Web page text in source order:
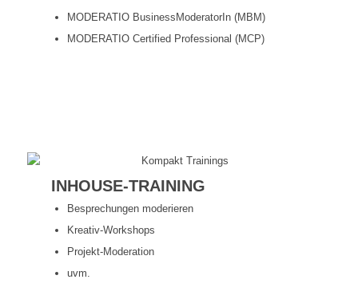
MODERATIO BusinessModeratorIn (MBM)
MODERATIO Certified Professional (MCP)
INHOUSE-TRAINING
Besprechungen moderieren
Kreativ-Workshops
Projekt-Moderation
uvm.